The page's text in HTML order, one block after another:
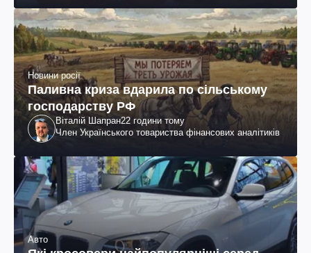
Новини росії
Паливна криза вдарила по сільському
господарству РФ
Віталій Шапран22 години тому
Член Українського товариства фінансових аналітиків
Авто